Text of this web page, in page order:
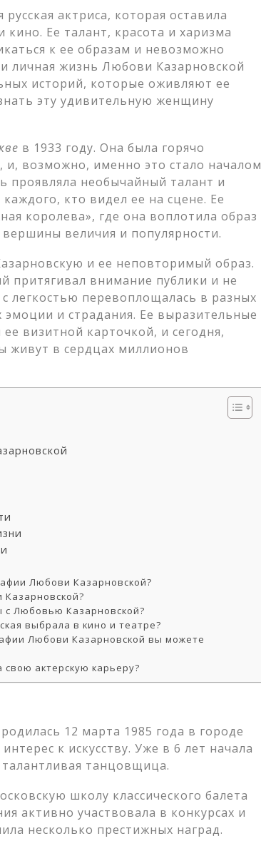
актриса, которая оставила
Ее талант, красота и харизма
к ее образам и невозможно
личная жизнь Любови Казарновской
историй, которые оживляют ее
эту удивительную женщину
в 1933 году. Она была горячо
возможно, именно это стало началом
проявляла необычайный талант и
кто видел ее на сцене. Ее
королева», где она воплотила образ
величия и популярности.
и ее неповторимый образ.
притягивал внимание публики и не
легкостью перевоплощалась в разных
и страдания. Ее выразительные
визитной карточкой, и сегодня,
живут в сердцах миллионов
Любови Казарновской?
с Любовью Казарновской?
выбрала в кино и театре?
Любови Казарновской вы можете
актерскую карьеру?
12 марта 1985 года в городе
к искусству. Уже в 6 лет начала
танцовщица.
школу классического балета
активно участвовала в конкурсах и
несколько престижных наград.